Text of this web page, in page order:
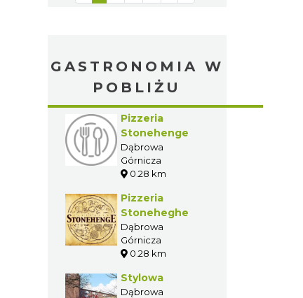
GASTRONOMIA W
POBLIŻU
Pizzeria
Stonehenge
Dąbrowa
Górnicza
0.28 km
Pizzeria
Stoneheghe
Dąbrowa
Górnicza
0.28 km
Stylowa
Dąbrowa